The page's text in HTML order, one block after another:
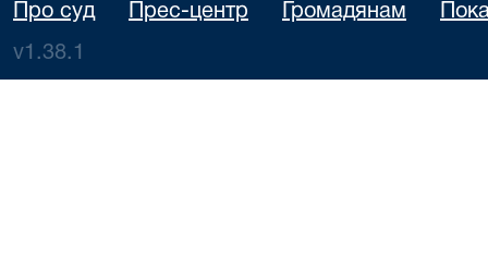
Про суд Прес-центр Громадянам
v1.38.1